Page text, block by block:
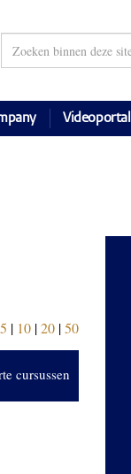
Videoportal
5 | 10|20|50
cursussen